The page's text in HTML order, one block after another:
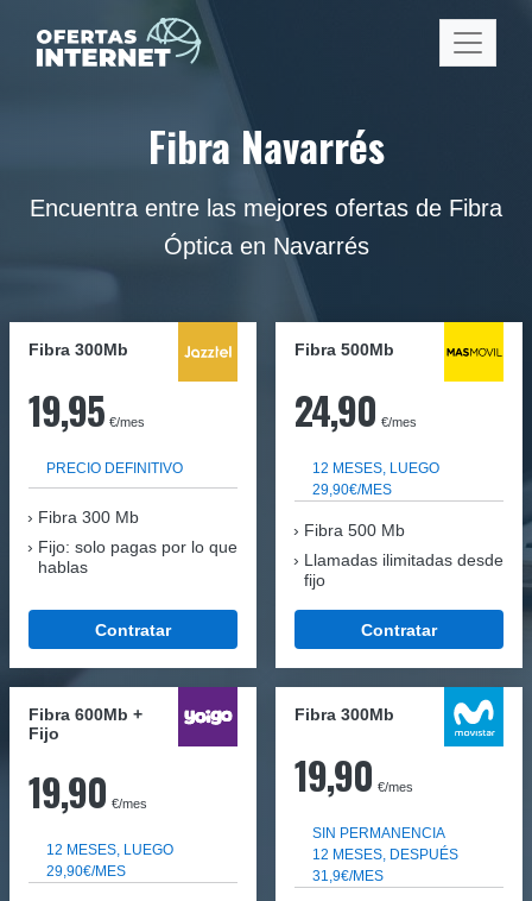
Fibra Navarrés
Encuentra entre las mejores ofertas de Fibra
Óptica en Navarrés
Fibra 300Mb
19,95 €/mes
PRECIO DEFINITIVO
Fibra 300 Mb
Fijo: solo pagas por lo que
hablas
Contratar
Fibra 500Mb
24,90 €/mes
12 MESES, LUEGO
29,90€/MES
Fibra 500 Mb
Llamadas ilimitadas desde
fijo
Contratar
Fibra 600Mb +
Fijo
19,90 €/mes
12 MESES, LUEGO
29,90€/MES
Fibra 300Mb
19,90 €/mes
SIN PERMANENCIA
12 MESES, DESPUÉS
31,9€/MES